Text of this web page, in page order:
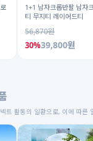
1+1 남자크롭반팔 남자
티 무지티 레이어드티
56,870원
30%39,800원
트 활동의 일환으로, 이에 따른